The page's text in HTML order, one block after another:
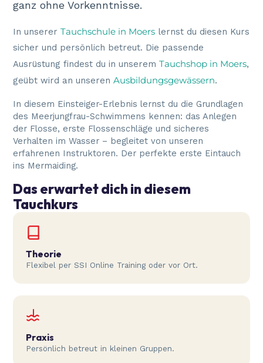
ganz ohne Vorkenntnisse.
In unsererTauchschule in Moers lernst du diesen Kurs
sicher und persönlich betreut. Die passende
Ausrüstung findest du in unseremTauchshop in Moers,
geübt wird an unserenAusbildungsgewässern.
In diesem Einsteiger-Erlebnis lernst du die Grundlagen
des Meerjungfrau-Schwimmens kennen: das Anlegen
der Flosse, erste Flossenschläge und sicheres
Verhalten im Wasser – begleitet von unseren
erfahrenen Instruktoren. Der perfekte erste Eintauch
ins Mermaiding.
Das erwartet dich in diesem
Tauchkurs
Theorie
Flexibel per SSI Online Training oder vor Ort.
Praxis
Persönlich betreut in kleinen Gruppen.